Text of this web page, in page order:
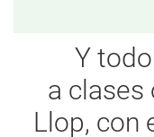
Y
a clases
Llop, con